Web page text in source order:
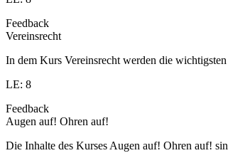
Feedback
Vereinsrecht
In dem Kurs Vereinsrecht werden die
LE: 8
Feedback
Augen auf! Ohren auf!
Die Inhalte des Kurses Augen auf! Ohren auf!